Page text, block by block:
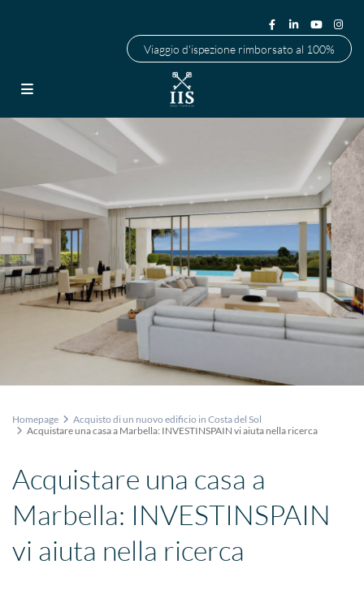
Viaggio d'ispezione rimborsato al 100%
Homepage
Acquisto di un nuovo edificio in Costa del Sol
Acquistare una casa a Marbella: INVESTINSPAIN vi aiuta nella ricerca
Acquistare una casa a
Marbella: INVESTINSPAIN
vi aiuta nella ricerca